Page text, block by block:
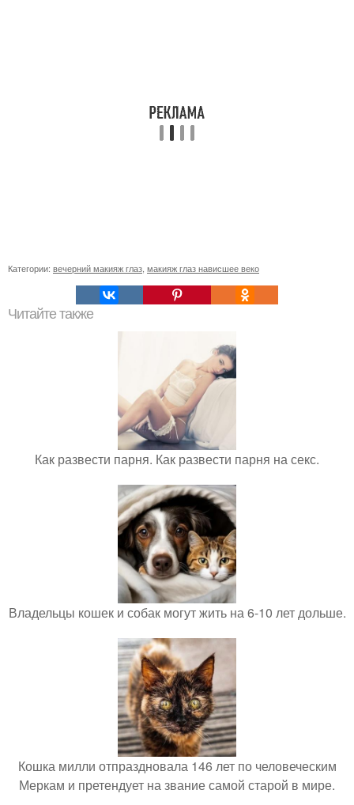
Категории: вечерний макияж глаз макияж глаз нависшее веко
Читайте также
Как развести парня. Как развести парня на секс.
Владельцы кошек и собак могут жить на 6-10 лет дольше.
Кошка милли отпраздновала 146 лет по человеческим
Меркам и претендует на звание самой старой в мире.